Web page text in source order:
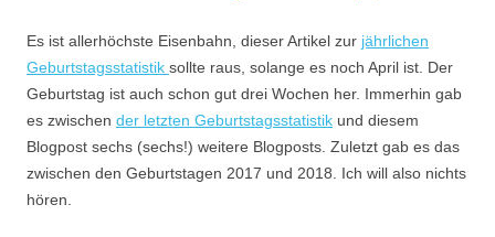
Es ist allerhöchste Eisenbahn, dieser Artikel zur jährlichen
Geburtstagsstatistik sollte raus, solange es noch April ist. Der
Geburtstag ist auch schon gut drei Wochen her. Immerhin gab
es zwischen der letzten Geburtstagsstatistik und diesem
Blogpost sechs (sechs!) weitere Blogposts. Zuletzt gab es das
zwischen den Geburtstagen 2017 und 2018. Ich will also nichts
hören.